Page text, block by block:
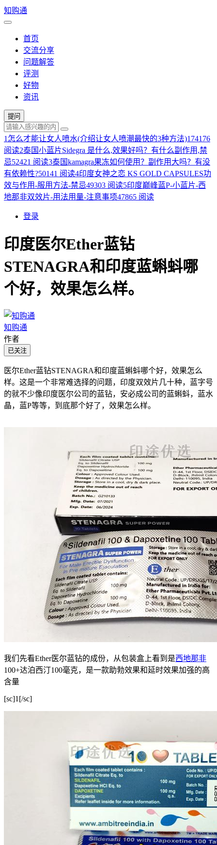
知购通
首页
交流分享
问题解答
评测
好物
资讯
提问
1 怎么才能让女人喷水(介绍让女人喷潮最快的3种方法)174176
阅读2泰国小蓝片Sidegra 是什么,效果好吗？有什么副作用,禁
忌52421 阅读3泰国kamagra果冻如何使用？副作用大吗？有没
有依赖性?50141 阅读4印度女神之恋 KS GOLD CAPSULES功
效与作用-服用方法-禁忌49303 阅读5印度巅峰蓝P-小蓝片-西
地那非双效片-用法用量-注意事项47865 阅读
登录
印度医尔Ether蓝钻
STENAGRA和印度蓝蝌蚪哪
个好，效果怎么样。
知购通
作者
已关注
医尔Ether蓝钻STENAGRA和印度蓝蝌蚪哪个好，效果怎么
样。这是一个非常难选择的问题，印度双效片几十种，蓝字号
的就不少像印度医尔公司的蓝钻，安必成公司的蓝蝌蚪，蓝水
晶，蓝P等等，到底那个好了，效果怎么样。
我们先看Ether医尔蓝钻的成份，从包装盒上看到是西地那非
100+达泊西汀100毫克，是一款助勃效果和延时效果加强的高
含量
[sc]1[/sc]